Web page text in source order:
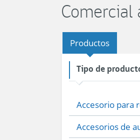
Comercial
Productos
Tipo de
Accesorio para
Accesorios de